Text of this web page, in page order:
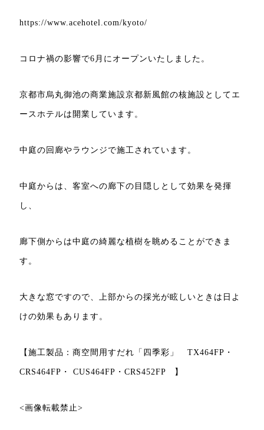
https://www.acehotel.com/kyoto/
コロナ禍の影響で6月にオープンいたしました。
京都市烏丸御池の商業施設京都新風館の核施設としてエ
ースホテルは開業しています。
中庭の回廊やラウンジで施工されています。
中庭からは、客室への廊下の目隠しとして効果を発揮
し、
廊下側からは中庭の綺麗な植樹を眺めることができま
す。
大きな窓ですので、上部からの採光が眩しいときは日よ
けの効果もあります。
【施工製品：商空間用すだれ「四季彩」 TX464FP・
CRS464FP・ CUS464FP・CRS452FP 】
<画像転載禁止>